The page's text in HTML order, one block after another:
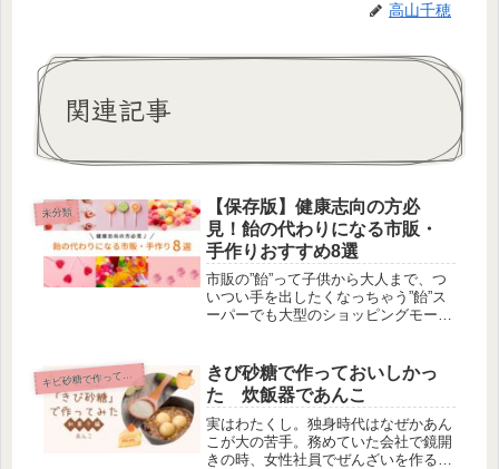
高山千穂
関連記事
未分類
【保存版】健康志向の方必
見！飴の代わりになる市販・
手作りおすすめ8選
市販の”飴”って子供から大人まで、つ
いつい手を出したくなっちゃう”飴”ス
ーパーでも大型のショッピングモール
多様。また、のどのイガイガや花粉症
などで毎日がつらいとき、飴玉は口...
キビ砂糖で作っておいしかった〇〇
きび砂糖で作っておいしかっ
た 炊飯器であんこ
実はわたくし。独身時代はなぜかあん
こが大の苦手。務めていた会社で鏡開
きの時、女性社員でぜんざいを作る習